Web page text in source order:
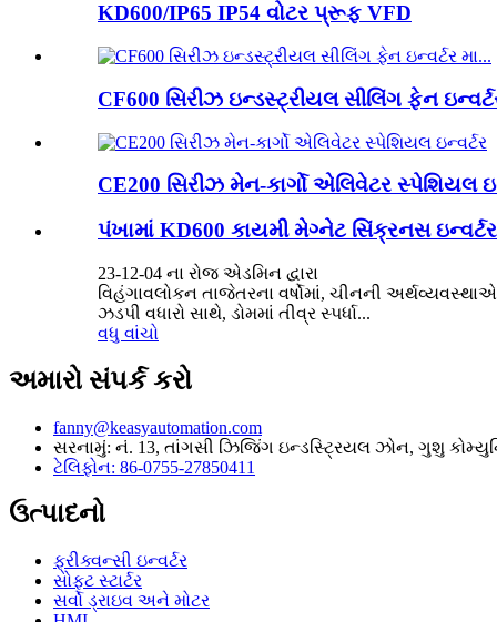
KD600/IP65 IP54 વોટર પ્રૂફ VFD
CF600 સિરીઝ ઇન્ડસ્ટ્રીયલ સીલિંગ ફેન
CE200 સિરીઝ મેન-કાર્ગો એલિવેટર સ્પેશિયલ
પંખામાં KD600 કાયમી મેગ્નેટ સિંક્રનસ
23-12-04 ના રોજ એડમિન દ્વારા
વિહંગાવલોકન તાજેતરના વર્ષોમાં, ચીનની
ઝડપી વધારો સાથે, ડોમમાં તીવ્ર સ્પર્ધા...
વધુ વાંચો
અમારો સંપર્ક કરો
fanny@keasyautomation.com
સરનામું: નં. 13, તાંગસી ઝિજિંગ ઇન્ડસ્ટ્રિયલ ઝોન, ગુશુ
ટેલિફોન: 86-0755-27850411
ઉત્પાદનો
ફ્રીક્વન્સી ઇન્વર્ટર
સોફ્ટ સ્ટાર્ટર
સર્વો ડ્રાઇવ અને મોટર